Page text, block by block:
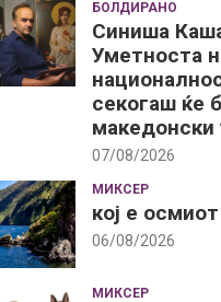
БОЛДИРАНО
Синиша
Уметноста
секогаш ќе
македонски
07/08/2026
МИКСЕР
кој е
06/08/2026
МИКСЕР